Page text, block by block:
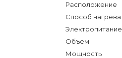
Расположение
Способ нагрева
Электропитание
Объем
Мощность